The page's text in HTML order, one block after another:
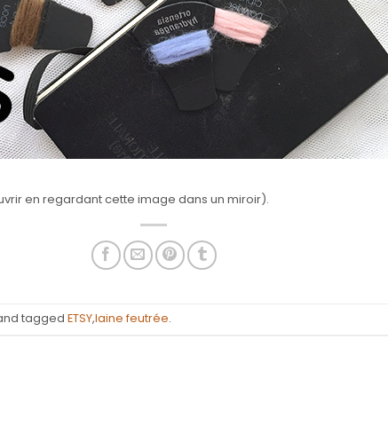
en regardant cette image dans un miroir).
tagged ETSY,laine feutrée.